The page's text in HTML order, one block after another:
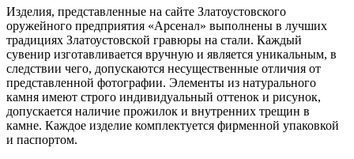
Изделия, представленные на сайте Златоустовского
оружейного предприятия «Арсенал» выполнены в лучших
традициях Златоустовской гравюры на стали. Каждый
сувенир изготавливается вручную и является уникальным, в
следствии чего, допускаются несущественные отличия от
представленной фотографии. Элементы из натурального
камня имеют строго индивидуальный оттенок и рисунок,
допускается наличие прожилок и внутренних трещин в
камне. Каждое изделие комплектуется фирменной упаковкой
и паспортом.